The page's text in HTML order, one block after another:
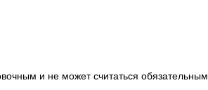
и не может считаться обязательным